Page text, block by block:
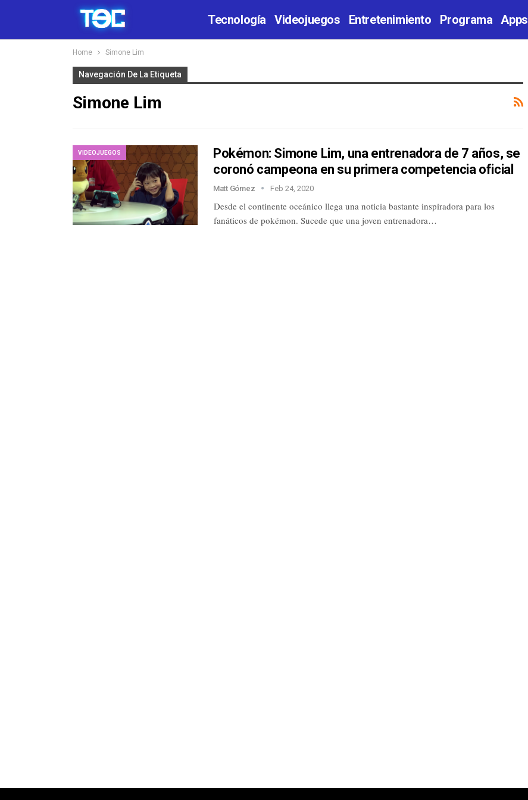
Tecnología Videojuegos Entretenimiento Programa Apps
Home Simone Lim
Navegación De La Etiqueta
Simone Lim
VIDEOJUEGOS
Pokémon: Simone Lim, una entrenadora de 7 años, se
coronó campeona en su primera competencia oficial
Matt Gómez Feb 24, 2020
Desde el continente oceánico llega una noticia bastante inspiradora para los
fanáticos de pokémon. Sucede que una joven entrenadora…